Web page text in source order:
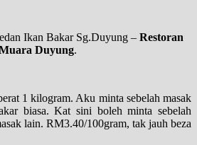
Ikan Bakar Sg.Duyung – Restoran
Duyung.
1 kilogram. Aku minta sebelah masak
biasa. Kat sini boleh minta sebelah
lain. RM3.40/100gram, tak jauh beza